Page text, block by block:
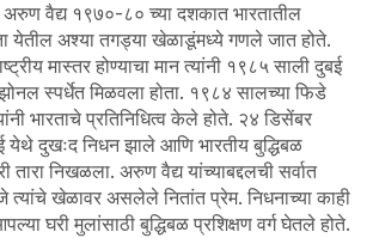
वैद्य १९७०-८० च्या दशकात भारतातील
येतील अश्या तगड्या खेळाडूंमध्ये गणले जात होते.
मास्तर होण्याचा मान त्यांनी १९८५ साली दुबई
स्पर्धेत मिळवला होता. १९८४ सालच्या फिडे
भारताचे प्रतिनिधित्व केले होते. २४ डिसेंबर
येथे दुखःद निधन झाले आणि भारतीय बुद्धिबळ
तारा निखळला. अरुण वैद्य यांच्याबद्दलची सर्वात
त्यांचे खेळावर असलेले नितांत प्रेम. निधनाच्या काही
घरी मुलांसाठी बुद्धिबळ प्रशिक्षण वर्ग घेतले होते.